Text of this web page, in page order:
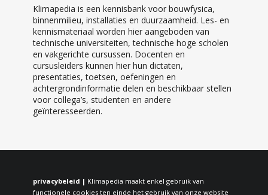
Klimapedia is een kennisbank voor bouwfysica,
binnenmilieu, installaties en duurzaamheid. Les- en
kennismateriaal worden hier aangeboden van
technische universiteiten, technische hoge scholen
en vakgerichte cursussen. Docenten en
cursusleiders kunnen hier hun dictaten,
presentaties, toetsen, oefeningen en
achtergrondinformatie delen en beschikbaar stellen
voor collega’s, studenten en andere
geïnteresseerden.
privacybeleid | Klimapedia maakt enkel gebruik van
functionele cookies ten einde het gebruik van onze website